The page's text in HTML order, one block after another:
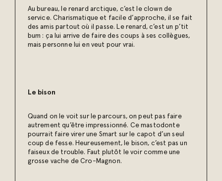
Au bureau, le renard arctique, c’est le clown de
service. Charismatique et facile d’approche, il se fait
des amis partout où il passe. Le renard, c’est un p’tit
bum : ça lui arrive de faire des coups à ses collègues,
mais personne lui en veut pour vrai.
Le bison
Quand on le voit sur le parcours, on peut pas faire
autrement qu’être impressionné. Ce mastodonte
pourrait faire virer une Smart sur le capot d’un seul
coup de fesse. Heureusement, le bison, c’est pas un
faiseux de trouble. Faut plutôt le voir comme une
grosse vache de Cro-Magnon.